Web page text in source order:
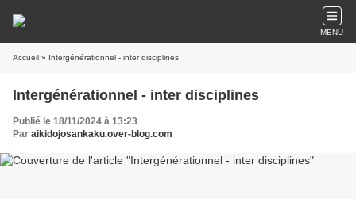
MENU
Accueil » Intergénérationnel - inter disciplines
Intergénérationnel - inter disciplines
Publié le 18/11/2024 à 13:23
Par aikidojosankaku.over-blog.com